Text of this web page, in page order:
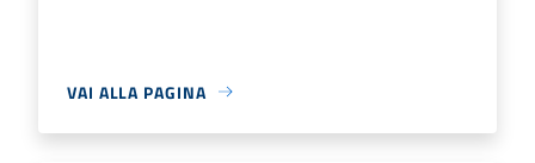
VAI ALLA PAGINA